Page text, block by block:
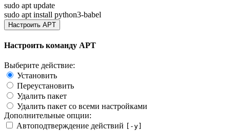
sudo apt update
sudo apt install python3-babel
Настроить APT
Настроить команду APT
Выберите действие:
Установить
Переустановить
Удалить пакет
Удалить пакет со всеми настройками
Дополнительные опции:
Автоподтверждение действий
[-y]